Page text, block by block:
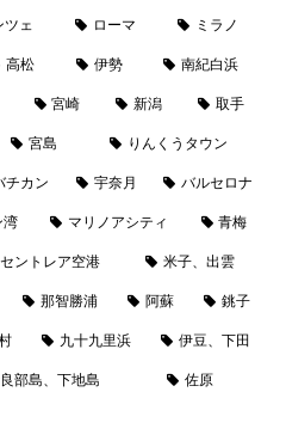
ツェ ローマ ミラノ
高松 伊勢 南紀白浜
宮崎 新潟 取手
宮島 りんくうタウン
チカン 宇奈月 バルセロナ
湾 マリノアシティ 青梅
セントレア空港 米子、出雲
那智勝浦 阿蘇 銚子
九十九里浜 伊豆、下田
部島、下地島 佐原